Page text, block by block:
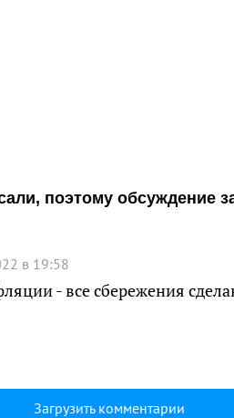
поэтому обсуждение
в 19:58
- все сбережения
Загрузить комментарии